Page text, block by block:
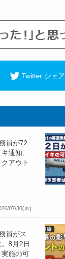
Twitter シェア
員が72
通知、
アウト
07/30(木)
員がス
。8月2日
施の可